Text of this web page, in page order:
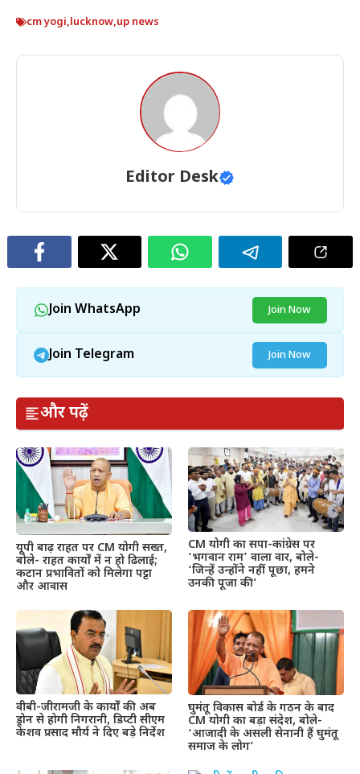
cm yogi,lucknow,up news
Editor Desk
Join WhatsApp Join Now
Join Telegram Join Now
और पढ़ें
यूपी बाढ़ राहत पर CM योगी सख्त,
बोले- राहत कार्यों में न हो ढिलाई;
कटान प्रभावितों को मिलेगा पट्टा
और आवास
CM योगी का सपा-कांग्रेस पर
‘भगवान राम’ वाला वार, बोले-
‘जिन्हें उन्होंने नहीं पूछा, हमने
उनकी पूजा की’
वीबी-जीरामजी के कार्यों की अब
ड्रोन से होगी निगरानी, डिप्टी सीएम
केशव प्रसाद मौर्य ने दिए बड़े निर्देश
घुमंतू विकास बोर्ड के गठन के बाद
CM योगी का बड़ा संदेश, बोले-
‘आजादी के असली सेनानी हैं घुमंतू
समाज के लोग’